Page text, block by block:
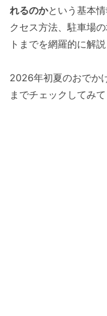
れるのかという基本
クセス方法、駐車場
トまでを網羅的に解説
2026年初夏のおでか
までチェックしてみて